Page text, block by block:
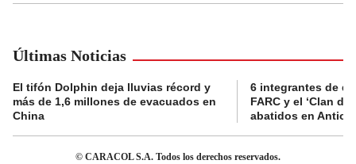
Últimas Noticias
El tifón Dolphin deja lluvias récord y
más de 1,6 millones de evacuados en
China
6 integrantes de
FARC y el ‘Clan
abatidos en
© CARACOL S.A. Todos los derechos reservados.